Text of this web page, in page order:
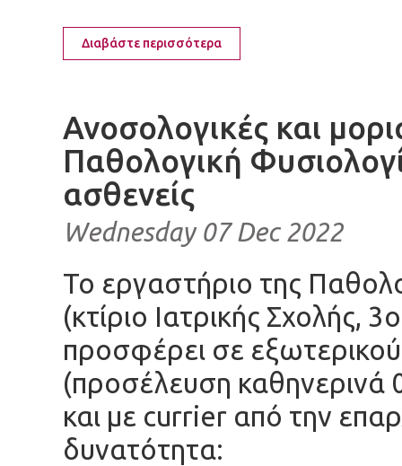
Διαβάστε περισσότερα
Ανοσολογικές και
Παθολογική
ασθενείς
Wednesday 07 Dec 2022
Το εργαστήριο της
(κτίριο Ιατρικής Σχολής,
προσφέρει σε
(προσέλευση
και με currier από την
δυνατότητα: